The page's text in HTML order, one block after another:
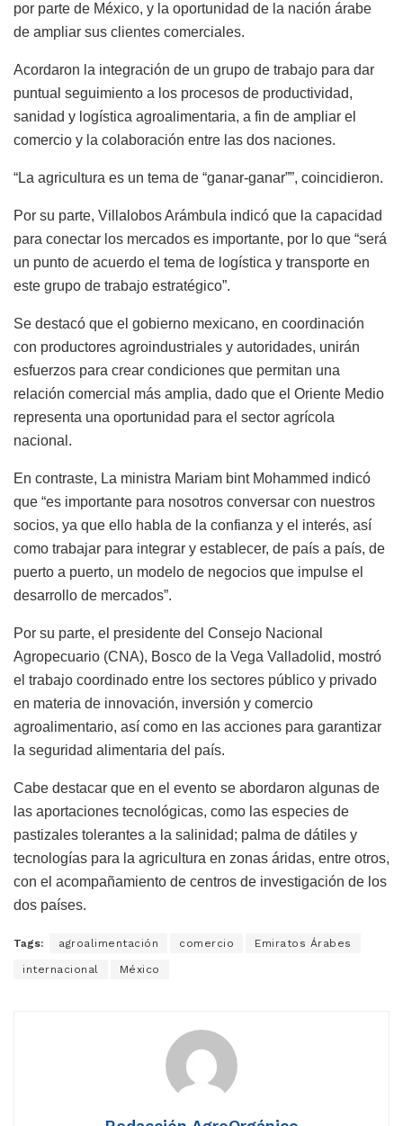
por parte de México, y la oportunidad de la nación árabe
de ampliar sus clientes comerciales.
Acordaron la integración de un grupo de trabajo para dar
puntual seguimiento a los procesos de productividad,
sanidad y logística agroalimentaria, a fin de ampliar el
comercio y la colaboración entre las dos naciones.
“La agricultura es un tema de “ganar-ganar””, coincidieron.
Por su parte, Villalobos Arámbula indicó que la capacidad
para conectar los mercados es importante, por lo que “será
un punto de acuerdo el tema de logística y transporte en
este grupo de trabajo estratégico”.
Se destacó que el gobierno mexicano, en coordinación
con productores agroindustriales y autoridades, unirán
esfuerzos para crear condiciones que permitan una
relación comercial más amplia, dado que el Oriente Medio
representa una oportunidad para el sector agrícola
nacional.
En contraste, La ministra Mariam bint Mohammed indicó
que “es importante para nosotros conversar con nuestros
socios, ya que ello habla de la confianza y el interés, así
como trabajar para integrar y establecer, de país a país, de
puerto a puerto, un modelo de negocios que impulse el
desarrollo de mercados”.
Por su parte, el presidente del Consejo Nacional
Agropecuario (CNA), Bosco de la Vega Valladolid, mostró
el trabajo coordinado entre los sectores público y privado
en materia de innovación, inversión y comercio
agroalimentario, así como en las acciones para garantizar
la seguridad alimentaria del país.
Cabe destacar que en el evento se abordaron algunas de
las aportaciones tecnológicas, como las especies de
pastizales tolerantes a la salinidad; palma de dátiles y
tecnologías para la agricultura en zonas áridas, entre otros,
con el acompañamiento de centros de investigación de los
dos países.
Tags: agroalimentación comercio Emiratos Árabes
internacional México